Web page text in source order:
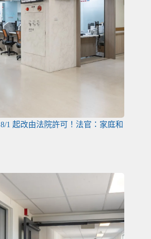
1 起改由法院許可！法官：家庭和